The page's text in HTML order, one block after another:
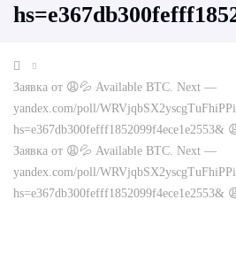
Заявка от 😩💦 Available BTC. Next —
yandex.com/poll/
hs=e367db300fefff1852099f4ece1e2553&
Заявка от 😩💦 Available BTC. Next —
yandex.com/poll/
hs=e367db300fefff1852099f4ece1e2553&